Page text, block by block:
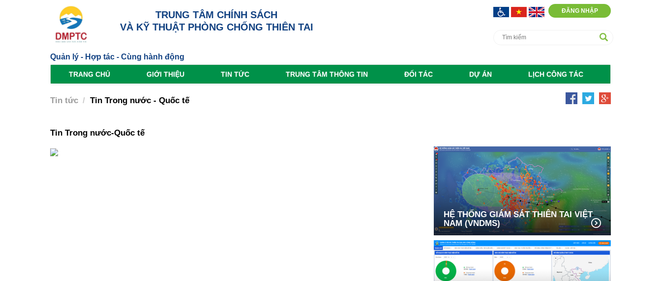
TRUNG TÂM CHÍNH SÁCH
VÀ KỸ THUẬT PHÒNG CHỐNG THIÊN TAI
ĐĂNG NHẬP
Quản lý - Hợp tác - Cùng hành động
TRANG CHỦ GIỚI THIỆU TIN TỨC TRUNG TÂM THÔNG TIN ĐỐI TÁC DỰ ÁN LỊCH CÔNG TÁC
Tin tức Tin Trong nước - Quốc tế
Tin Trong nước-Quốc tế
HỆ THỐNG GIÁM SÁT THIÊN TAI VIỆT
NAM (VNDMS)